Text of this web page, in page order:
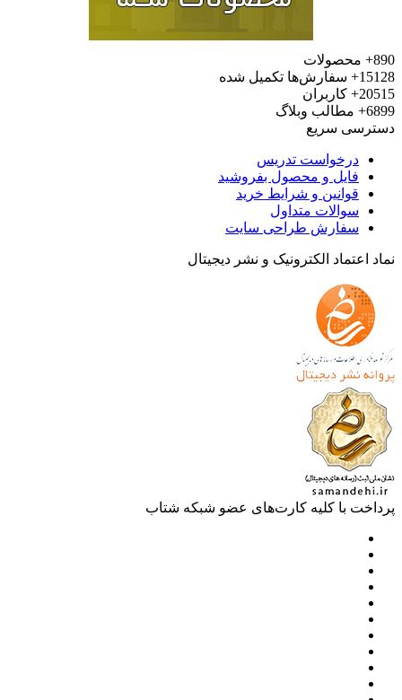
محصولات
سفارش‌ها تکمیل شده
کاربران
مطالب وبلاگ
سریع
درخواست تدریس
فایل و محصول بفروشید
قوانین و شرایط خرید
سوالات متداول
سفارش طراحی سایت
اعتماد الکترونیک و نشر دیجیتال
با کلیه کارت‌های عضو شبکه شتاب